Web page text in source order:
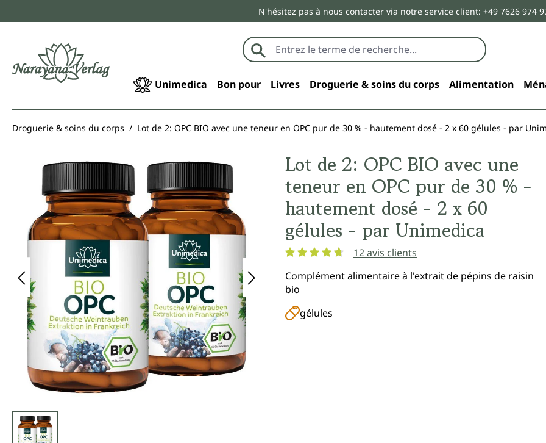
N'hésitez pas à nous contacter via notre service client: +49 7626 974
Unimedica Bon pour Livres Droguerie & soins du corps Alimentation
Droguerie & soins du corps Lot de 2: OPC BIO avec une teneur en OPC pur de 30 % - hautement dosé - 2 x 60 gélules - par
Ignorer la galerie d'images
Lot de 2: OPC BIO avec une
teneur en OPC pur de 30 % -
hautement dosé - 2 x 60
gélules - par Unimedica
12 avis clients
Complément alimentaire à l'extrait de pépins de raisin
bio
gélules